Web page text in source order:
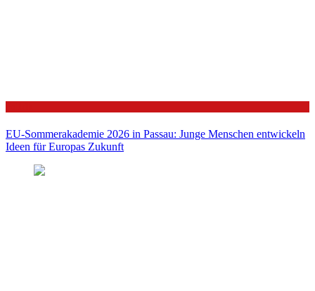
EU-Sommerakademie 2026 in Passau: Junge Menschen entwickeln
Ideen für Europas Zukunft